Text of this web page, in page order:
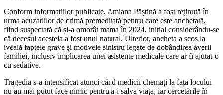
Conform informațiilor publicate, Amiana Păștină a fost reținută în
urma acuzațiilor de crimă premeditată pentru care este anchetată,
fiind suspectată că și-a omorât mama în 2024, inițial considerându-se
că decesul acesteia a fost unul natural. Ulterior, ancheta a scos la
iveală faptele grave și motivele sinistru legate de dobândirea averii
familiei, inclusiv implicarea unei asistente medicale care ar fi ajutat-o
cu sedative.
Tragedia s-a intensificat atunci când medicii chemați la fața locului
nu au mai putut face nimic pentru a-i salva viața, iar cercetările în